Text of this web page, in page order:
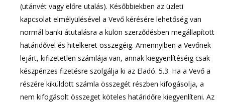
(utánvét vagy előre utalás). Későbbiekben az üzleti
kapcsolat elmélyülésével a Vevő kérésére lehetőség van
normál banki átutalásra a külön szerződésben megállapított
határidővel és hitelkeret összegéig. Amennyiben a Vevőnek
lejárt, kifizetetlen számlája van, annak kiegyenlítéséig csak
készpénzes fizetésre szolgálja ki az Eladó. 5.3. Ha a Vevő a
részére kiküldött számla összegét részben kifogásolja, a
nem kifogásolt összeget köteles határidőre kiegyenlíteni. Az